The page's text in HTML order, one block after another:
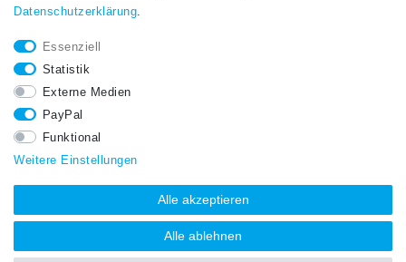
STAY CONNECTED.
Daten­schutz­erklärung.
Essenziell
Statistik
Externe Medien
PayPal
Funktional
Weitere Einstellungen
Alle akzeptieren
Alle ablehnen